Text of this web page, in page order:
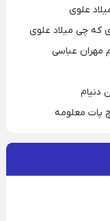
علوی
چی میلاد علوی
مهران عباسی
دنیام
پات معلومه